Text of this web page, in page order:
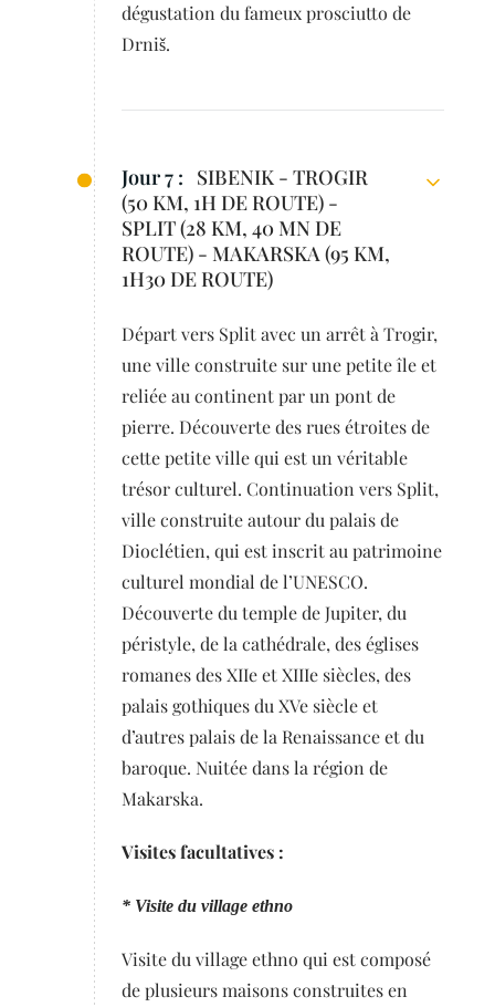
dégustation du fameux prosciutto de
Drniš.
Jour 7 : SIBENIK - TROGIR
(50 KM, 1H DE ROUTE) -
SPLIT (28 KM, 40 MN DE
ROUTE) - MAKARSKA (95 KM,
1H30 DE ROUTE)
Départ vers Split avec un arrêt à Trogir,
une ville construite sur une petite île et
reliée au continent par un pont de
pierre. Découverte des rues étroites de
cette petite ville qui est un véritable
trésor culturel. Continuation vers Split,
ville construite autour du palais de
Dioclétien, qui est inscrit au patrimoine
culturel mondial de l’UNESCO.
Découverte du temple de Jupiter, du
péristyle, de la cathédrale, des églises
romanes des XIIe et XIIIe siècles, des
palais gothiques du XVe siècle et
d’autres palais de la Renaissance et du
baroque. Nuitée dans la région de
Makarska.
Visites facultatives :
* Visite du village ethno
Visite du village ethno qui est composé
de plusieurs maisons construites en